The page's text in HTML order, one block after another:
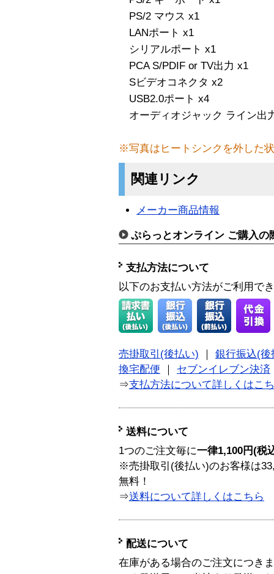
PS/2 マウス x1
LANポート x1
シリアルポート x1
PCA S/PDIF or TV出力 x1
Sビデオコネクタ x2
USB2.0ポート x4
オーディオジャック ライン出
※写真はヒートシンクを外した
関連リンク
メーカー商品情報
ぷらっとオンライン ご購入の
支払方法について
以下のお支払い方法がご利用で
売掛取引(後払い)
銀行振込(後
換宅配便
セブンイレブン決済
⇒支払方法について詳しくはこ
送料について
1つのご注文毎に一律1,100円(税
※売掛取引(後払い)のお客様は
無料！
⇒送料について詳しくはこちら
配送について
在庫がある場合のご注文につき